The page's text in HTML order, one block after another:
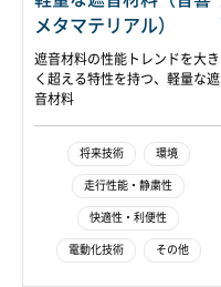
メタマテリアル）
遮音材料の性能トレンドを大き
く超える特性を持つ、軽量な遮
音材料
将来技術 環境
走行性能・静粛性
快適性・利便性
電動化技術 その他